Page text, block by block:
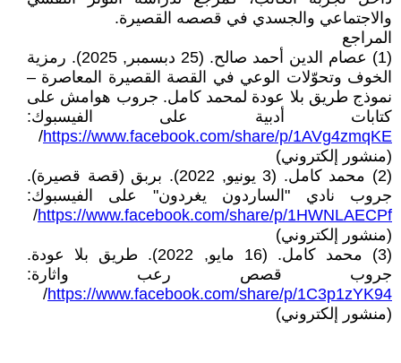
والاجتماعي والجسدي في قصصه القصيرة.
المراجع
(1) عصام الدين أحمد صالح. (25 دبسمبر, 2025). رمزية
الخوف وتحوّلات الوعي في القصة القصيرة المعاصرة –
نموذج طريق بلا عودة لمحمد كامل. جروب هوامش على
كتابات أدبية على الفيسبوك:
https://www.facebook.com/share/p/1AVg4zmqKE
/
(منشور إلكتروني)
(2) محمد كامل. (3 يونيو, 2022). بربق (قصة قصيرة).
جروب نادي "الساردون يغردون" على الفيسبوك:
https://www.facebook.com/share/p/1HWNLAECPf
/
(منشور إلكتروني)
(3) محمد كامل. (16 مايو, 2022). طريق بلا عودة.
جروب قصص رعب واثارة:
https://www.facebook.com/share/p/1C3p1zYK94
/
(منشور إلكتروني)